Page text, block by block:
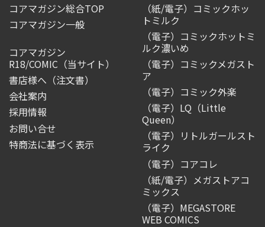
コアマガジン総合TOP
コアマガジン一般
コアマガジン
R18/COMIC （当サイト）
書店様へ（注文書）
会社案内
採用情報
お問い合せ
特商法に基づく表示
（紙/電子）コミックホッ
トミルク
（電子）コミックホットミ
ルク濃いめ
（電子）コミックメガスト
ア
（電子）コミック外楽
（電子）LQ（Little
Queen）
（電子）リトルガールスト
ライク
（電子）コアコレ
（紙/電子）メガストアコ
ミックス
（電子）MEGASTORE
WEB COMICS